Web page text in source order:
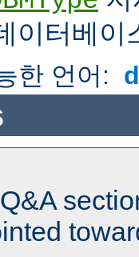
이터베이
한 언어: